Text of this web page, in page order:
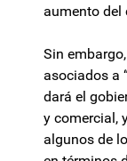
aumento del
Sin
asociados a
dará el
y comercial,
algunos de